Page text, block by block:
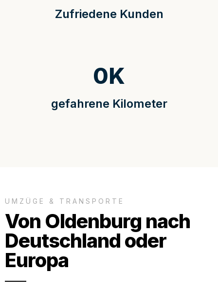
Zufriedene Kunden
gefahrene Kilometer
0K
UMZÜGE & TRANSPORTE
Von Oldenburg nach
Deutschland oder
Europa